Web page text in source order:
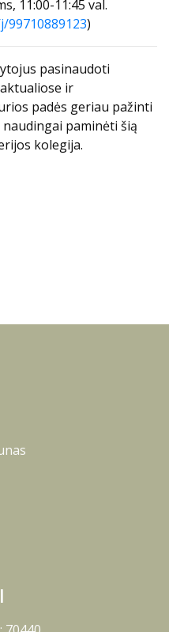
11:00-11:45 val.
99710889123)
pasinaudoti
ir
padės geriau pažinti
naudingai paminėti šią
kolegija.